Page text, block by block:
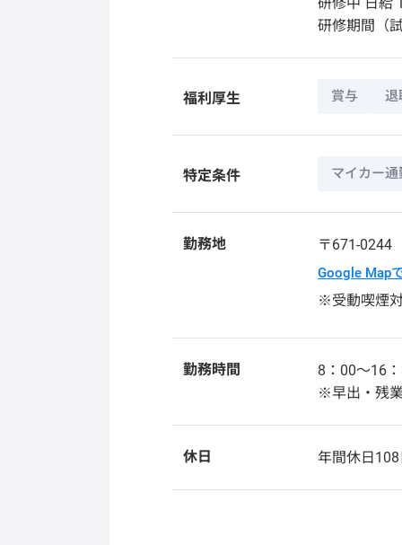
研修期間（
福利厚生 賞与 退
特定条件 マイカー通
勤務地 〒671-
Google Map
※受動喫煙
勤務時間
8：00～16
※早出・残
休日 年間休日